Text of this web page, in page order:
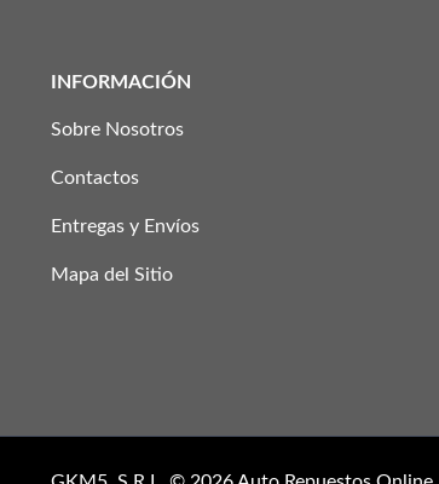
INFORMACIÓN
Sobre Nosotros
Contactos
Entregas y Envíos
Mapa del Sitio